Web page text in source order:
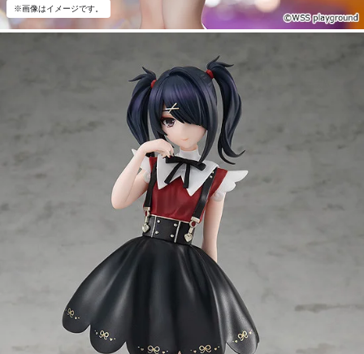
※画像はイメージです。